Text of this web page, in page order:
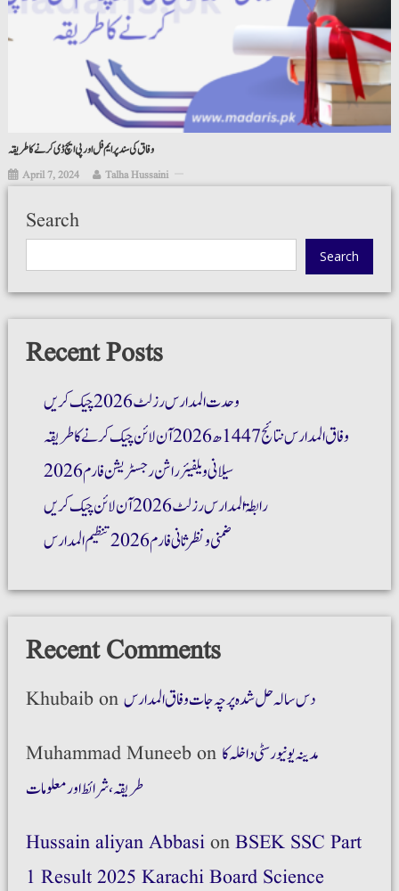
وفاق کی سند پر ایم فل اور پی ایچ ڈی کرنے کا طریقہ
April 7, 2024 Talha Hussaini
Search
Search
Recent Posts
وحدت المدارس رزلٹ 2026 چیک کریں
وفاق المدارس نتائج 1447ھ 2026 آن لائن چیک کرنے کا طریقہ
سیلانی ویلفیئر راشن رجسٹریشن فارم 2026
رابطۃ المدارس رزلٹ 2026 آن لائن چیک کریں
ضمنی و نظر ثانی فارم 2026 تنظیم المدارس
Recent Comments
Khubaibonدس سالہ حل شدہ پرچہ جات وفاق المدارس
Muhammad Muneebon مدینہ یونیورسٹی داخلہ کا
طریقہ،شرائط اور معلومات
Hussain aliyan AbbasionBSEK SSC Part
1 Result 2025 Karachi Board Science